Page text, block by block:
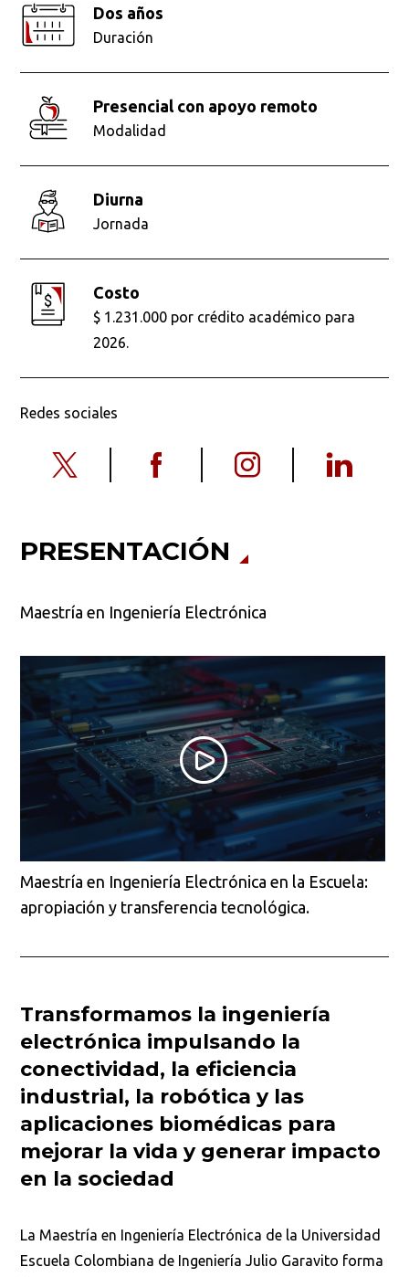
Dos años
Duración
presencial con apoyo remoto
Modalidad
diurna
Jornada
Costo
$ 1.231.000 por crédito académico para
2026.
Redes sociales
PRESENTACIÓN
Maestría en Ingeniería Electrónica
Maestría en Ingeniería Electrónica en la Escuela:
apropiación y transferencia tecnológica.
Transformamos la ingeniería
electrónica impulsando la
conectividad, la eficiencia
industrial, la robótica y las
aplicaciones biomédicas para
mejorar la vida y generar impacto
en la sociedad
La Maestría en Ingeniería Electrónica de la Universidad
Escuela Colombiana de Ingeniería Julio Garavito forma